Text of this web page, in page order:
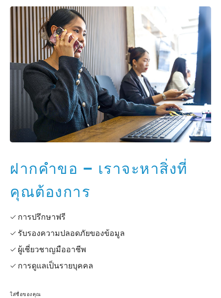
ฝากคำขอ – เราจะหาสิ่งที่
คุณต้องการ
✓ การปรึกษาฟรี
✓ รับรองความปลอดภัยของข้อมูล
✓ ผู้เชี่ยวชาญมืออาชีพ
✓ การดูแลเป็นรายบุคคล
ใส่ชื่อของคุณ